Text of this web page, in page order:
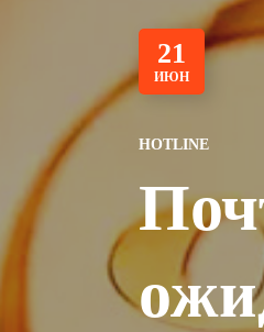
21
ИЮН
HOTLINE